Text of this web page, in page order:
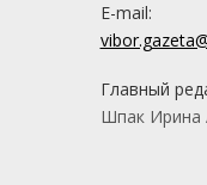
E-mail:
Главный
Шпак Ирина